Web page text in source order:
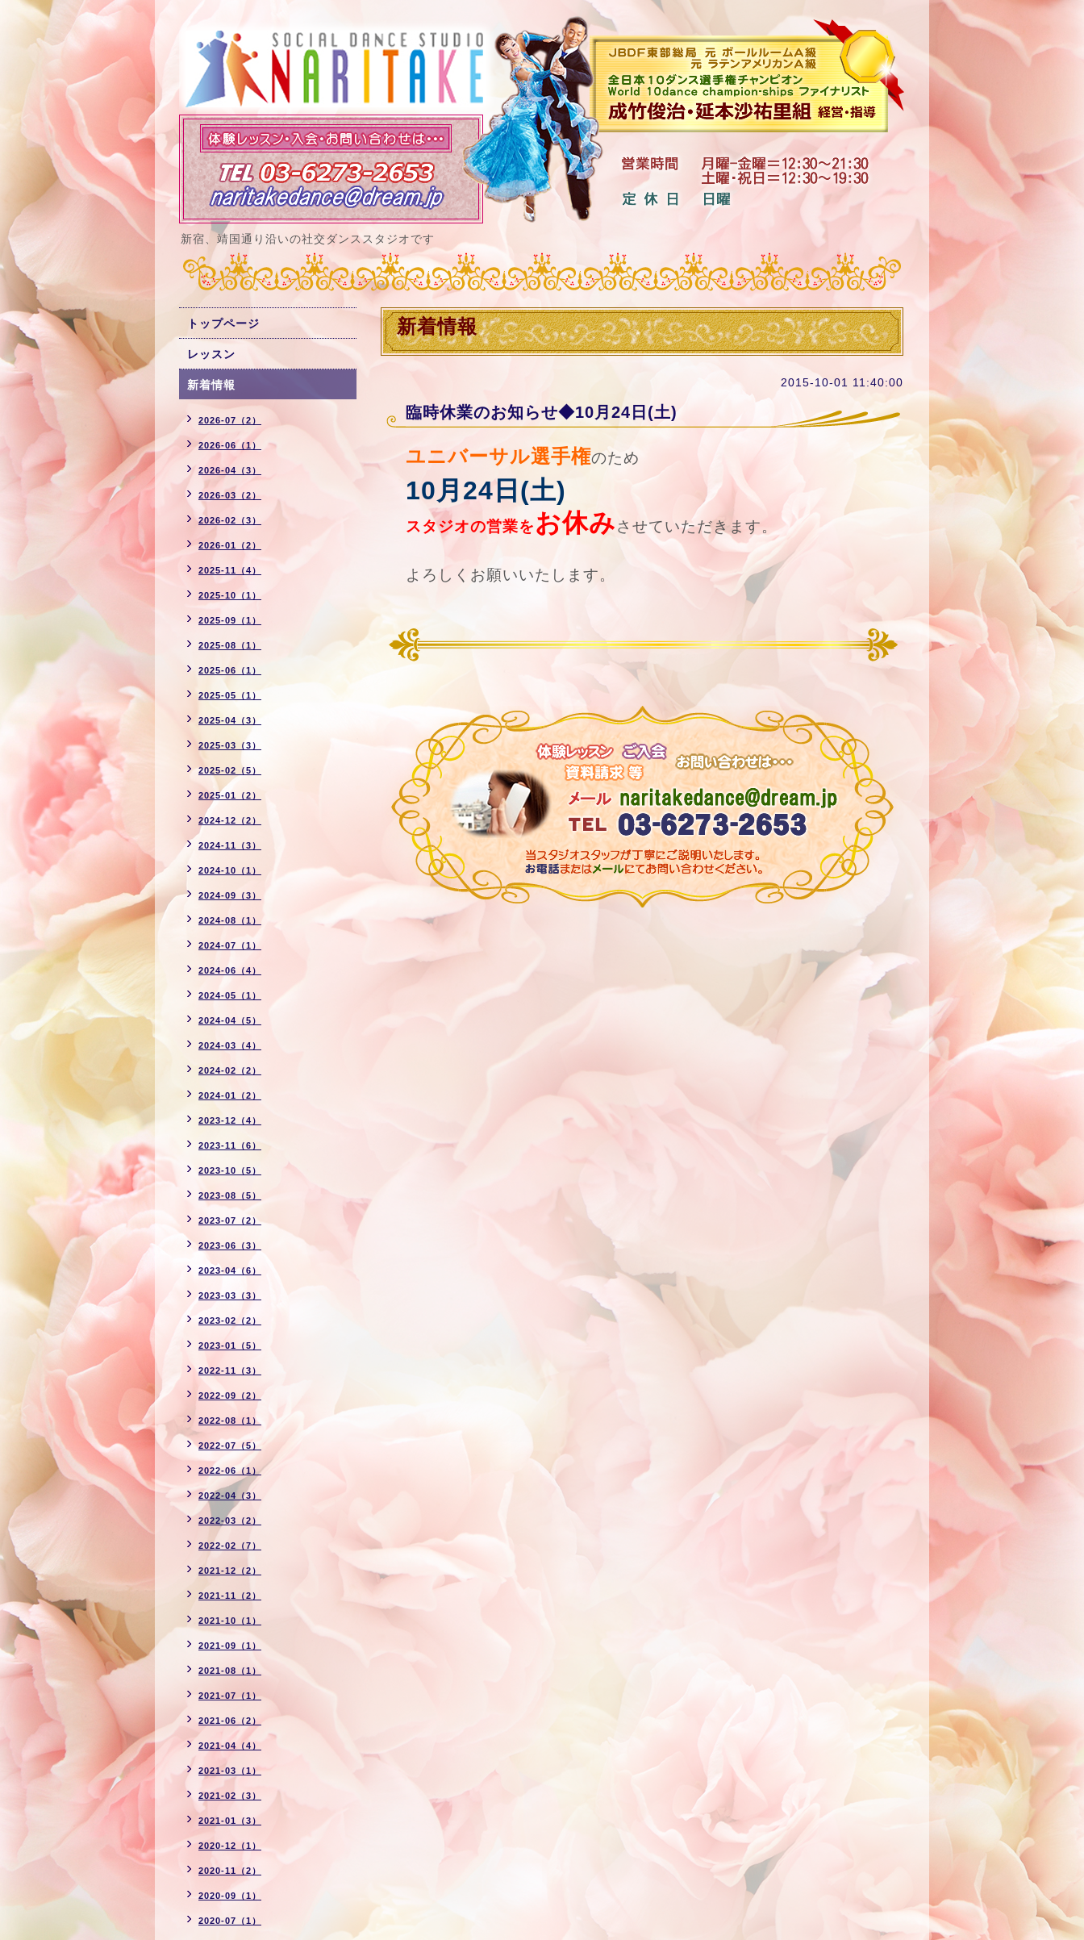
新宿、靖国通り沿いの社交ダンススタジオです
新着情報
2015-10-01 11:40:00
臨時休業のお知らせ◆10月24日(土)
ユニバーサル選手権のため
10月24日(土)
スタジオの営業をお休みさせていただきます。
よろしくお願いいたします。
トップページ
レッスン
新着情報
2026-07（2）
2026-06（1）
2026-04（3）
2026-03（2）
2026-02（3）
2026-01（2）
2025-11（4）
2025-10（1）
2025-09（1）
2025-08（1）
2025-06（1）
2025-05（1）
2025-04（3）
2025-03（3）
2025-02（5）
2025-01（2）
2024-12（2）
2024-11（3）
2024-10（1）
2024-09（3）
2024-08（1）
2024-07（1）
2024-06（4）
2024-05（1）
2024-04（5）
2024-03（4）
2024-02（2）
2024-01（2）
2023-12（4）
2023-11（6）
2023-10（5）
2023-08（5）
2023-07（2）
2023-06（3）
2023-04（6）
2023-03（3）
2023-02（2）
2023-01（5）
2022-11（3）
2022-09（2）
2022-08（1）
2022-07（5）
2022-06（1）
2022-04（3）
2022-03（2）
2022-02（7）
2021-12（2）
2021-11（2）
2021-10（1）
2021-09（1）
2021-08（1）
2021-07（1）
2021-06（2）
2021-04（4）
2021-03（1）
2021-02（3）
2021-01（3）
2020-12（1）
2020-11（2）
2020-09（1）
2020-07（1）